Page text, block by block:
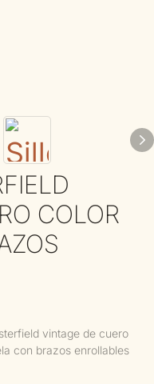
COLOR
vintage de cuero
con brazos enrollables